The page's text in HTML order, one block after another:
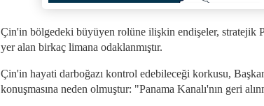
Çin'in bölgedeki büyüyen rolüne ilişkin endişeler, stratejik
yer alan birkaç limana odaklanmıştır.
Çin'in hayati darboğazı kontrol edebileceği korkusu,
konuşmasına neden olmuştur: "Panama Kanalı'nın geri